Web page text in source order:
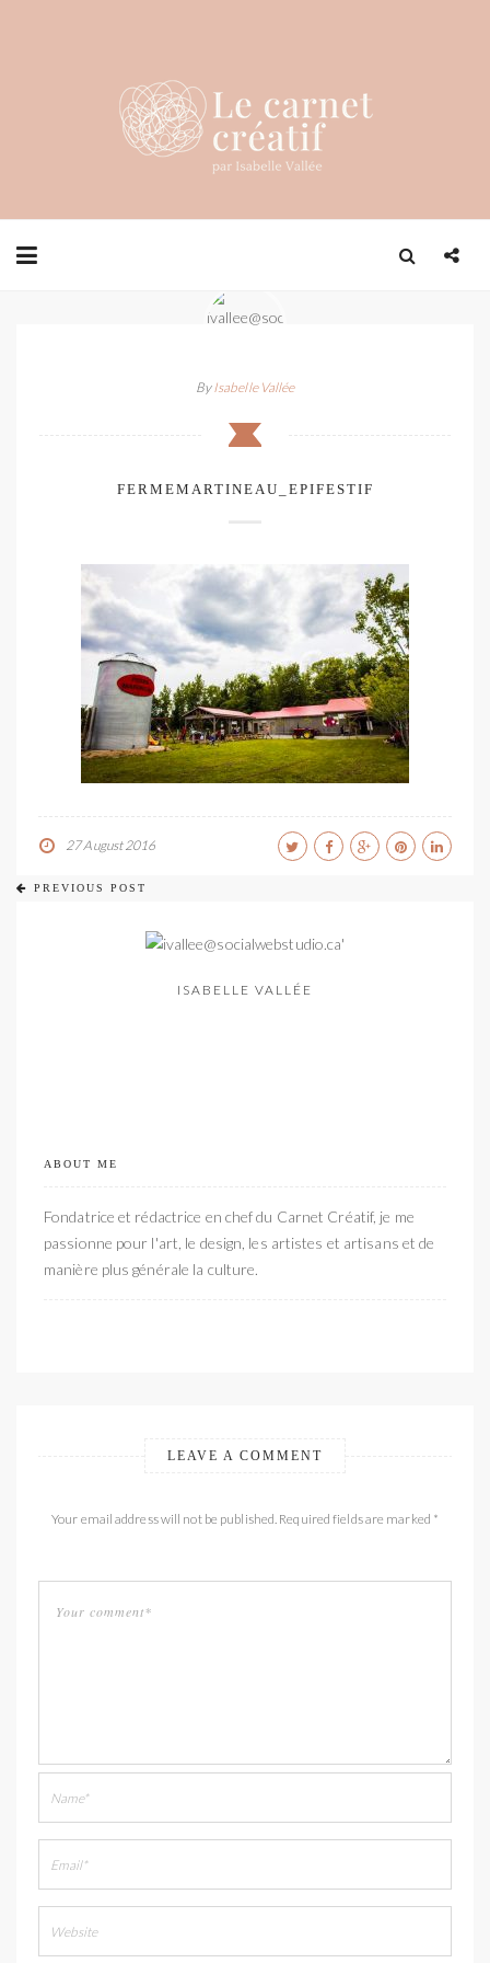
ByIsabelle Vallée
FERMEMARTINEAU_EPIFESTIF
27 August 2016
PREVIOUS POST
ISABELLE VALLÉE
ABOUT ME
Fondatrice et rédactrice en chef du Carnet Créatif, je me
passionne pour l'art, le design, les artistes et artisans et de
manière plus générale la culture.
LEAVE A COMMENT
Your email address will not be published. Required fields are marked *